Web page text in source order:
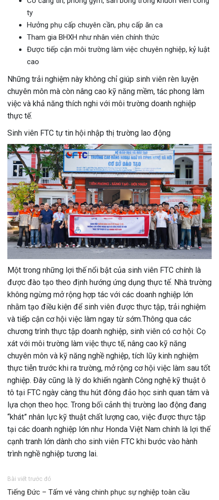
ty
Hưởng phụ cấp chuyên cần, phụ cấp ăn ca
Tham gia BHXH như nhân viên chính thức
Được tiếp cận môi trường làm việc chuyên nghiệp, kỷ luật
cao
Những trải nghiệm này không chỉ giúp sinh viên rèn luyện
chuyên môn mà còn nâng cao kỹ năng mềm, tác phong làm
việc và khả năng thích nghi với môi trường doanh nghiệp
thực tế.
Sinh viên FTC tự tin hội nhập thị trường lao động
Một trong những lợi thế nổi bật của sinh viên FTC chính là
được đào tạo theo định hướng ứng dụng thực tế. Nhà trường
không ngừng mở rộng hợp tác với các doanh nghiệp lớn
nhằm tạo điều kiện để sinh viên được thực tập, trải nghiệm
và tiếp cận cơ hội việc làm ngay từ sớm.Thông qua các
chương trình thực tập doanh nghiệp, sinh viên có cơ hội: Cọ
xát với môi trường làm việc thực tế, nâng cao kỹ năng
chuyên môn và kỹ năng nghề nghiệp, tích lũy kinh nghiệm
thực tiễn trước khi ra trường, mở rộng cơ hội việc làm sau tốt
nghiệp. Đây cũng là lý do khiến ngành Công nghệ kỹ thuật ô
tô tại FTC ngày càng thu hút đông đảo học sinh quan tâm và
lựa chọn theo học. Trong bối cảnh thị trường lao động đang
“khát” nhân lực kỹ thuật chất lượng cao, việc được thực tập
tại các doanh nghiệp lớn như Honda Việt Nam chính là lợi thế
cạnh tranh lớn dành cho sinh viên FTC khi bước vào hành
trình nghề nghiệp tương lai.
Bài viết trước đó
Tiếng Đức – Tấm vé vàng chinh phục sự nghiệp toàn cầu